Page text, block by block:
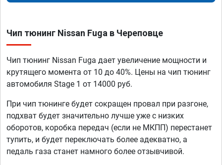
Чип тюнинг Nissan Fuga в Череповце
Чип тюнинг Nissan Fuga дает увеличение мощности и
крутящего момента от 10 до 40%. Цены на чип тюнинг
автомобиля Stage 1 от 14000 руб.
При чип тюнинге будет сокращен провал при разгоне,
подхват будет значительно лучше уже с низких
оборотов, коробка передач (если не МКПП) перестанет
тупить, и будет переключать более адекватно, а
педаль газа станет намного более отзывчивой.